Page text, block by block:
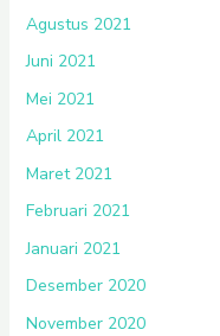
Agustus 2021
Juni 2021
Mei 2021
April 2021
Maret 2021
Februari 2021
Januari 2021
Desember 2020
November 2020